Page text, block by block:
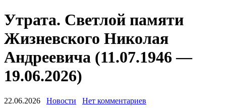
Утрата. Светлой памяти
Жизневского Николая
Андреевича (11.07.1946 —
19.06.2026)
22.06.2026 Новости
Нет комментариев